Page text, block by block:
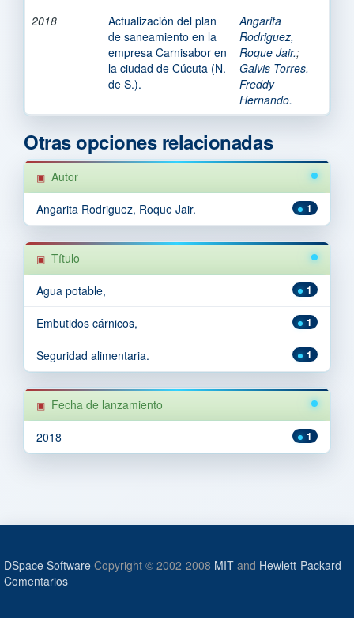
2018
Actualización del plan
de saneamiento en la
empresa Carnisabor en
la ciudad de Cúcuta (N.
de S.).
Angarita
Rodriguez,
Roque Jair.;
Galvis Torres,
Freddy
Hernando.
Otras opciones relacionadas
Autor
1
Angarita Rodriguez, Roque Jair.
Título
1
Agua potable,
1
Embutidos cárnicos,
1
Seguridad alimentaria.
Fecha de lanzamiento
1
2018
DSpace Software Copyright © 2002-2008 MIT and Hewlett-Packard -
Comentarios